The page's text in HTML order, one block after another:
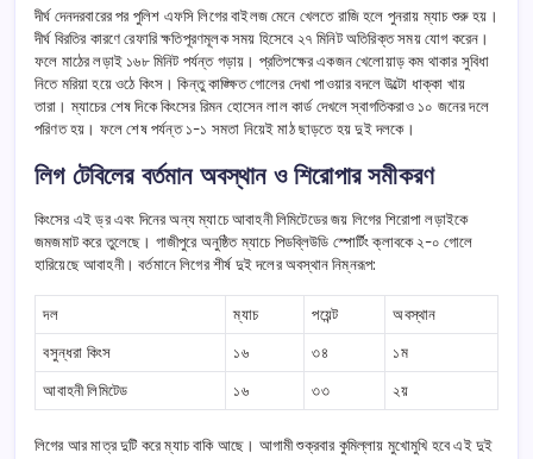
দীর্ঘ দেনদরবারের পর পুলিশ এফসি লিগের বাইলজ মেনে খেলতে রাজি হলে পুনরায় ম্যাচ শুরু হয়।
দীর্ঘ বিরতির কারণে রেফারি ক্ষতিপূরণমূলক সময় হিসেবে ২৭ মিনিট অতিরিক্ত সময় যোগ করেন।
ফলে মাঠের লড়াই ১৬৮ মিনিট পর্যন্ত গড়ায়। প্রতিপক্ষের একজন খেলোয়াড় কম থাকার সুবিধা
নিতে মরিয়া হয়ে ওঠে কিংস। কিন্তু কাঙ্ক্ষিত গোলের দেখা পাওয়ার বদলে উল্টো ধাক্কা খায়
তারা। ম্যাচের শেষ দিকে কিংসের রিমন হোসেন লাল কার্ড দেখলে স্বাগতিকরাও ১০ জনের দলে
পরিণত হয়। ফলে শেষ পর্যন্ত ১-১ সমতা নিয়েই মাঠ ছাড়তে হয় দুই দলকে।
লিগ টেবিলের বর্তমান অবস্থান ও শিরোপার সমীকরণ
কিংসের এই ড্র এবং দিনের অন্য ম্যাচে আবাহনী লিমিটেডের জয় লিগের শিরোপা লড়াইকে
জমজমাট করে তুলেছে। গাজীপুরে অনুষ্ঠিত ম্যাচে পিডব্লিউডি স্পোর্টিং ক্লাবকে ২-০ গোলে
হারিয়েছে আবাহনী। বর্তমানে লিগের শীর্ষ দুই দলের অবস্থান নিম্নরূপ:
দল ম্যাচ পয়েন্ট
অবস্থান
বসুন্ধরা কিংস
১৬ ৩৪
১ম
আবাহনী লিমিটেড
১৬ ৩৩ ২য়
লিগের আর মাত্র দুটি করে ম্যাচ বাকি আছে। আগামী শুক্রবার কুমিল্লায় মুখোমুখি হবে এই দুই